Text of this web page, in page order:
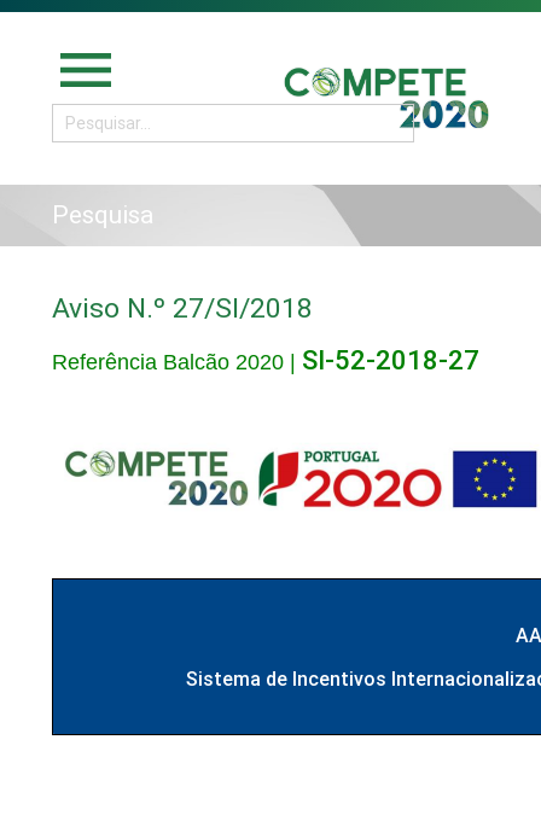
menu
Pesquisa
Aviso N.º 27/SI/2018
Referência Balcão 2020 | SI-52-2018-27
Sistema de Incentivos